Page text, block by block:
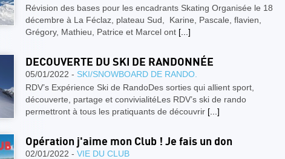
Révision des bases pour les encadrants Skating Organisée le 18
décembre à La Féclaz, plateau Sud, Karine, Pascale, flavien,
Grégory, Mathieu, Patrice et Marcel ont [...]
DECOUVERTE DU SKI DE RANDONNÉE
05/01/2022 - SKI/SNOWBOARD DE RANDO.
RDV’s Expérience Ski de RandoDes sorties qui allient sport,
découverte, partage et convivialitéLes RDV’s ski de rando
permettront à tous les pratiquants de découvrir [...]
Opération j'aime mon Club ! Je fais un don
02/01/2022 - VIE DU CLUB